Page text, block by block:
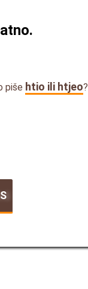
.
piše htio ili htjeo?